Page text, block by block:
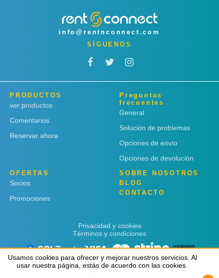
info@rentnconnect.com
SÍGUENOS
PRODUCTOS
ver productos
Comentarios
Reservar ahora
Preguntas
frecuentes
General
Solución de problemas
Opciones de envío
Opciones de devolución
OFERTAS
Socios
Promociones
SOBRE NOSOTROS
BLOG
CONTACTO
Privacidad y cookies
Términos y condiciones
Usamos cookies para ofrecer y mejorar nuestros servicios. Al
usar nuestra página, estás de acuerdo con las cookies.
Usamos cookies para ofrecer y mejorar nuestros servicios. Al
usar nuestra página, estás de acuerdo con las cookies.